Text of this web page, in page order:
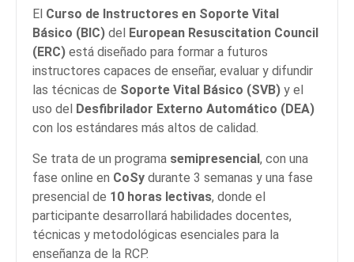
El Curso de Instructores en Soporte Vital
Básico (BIC) del
European Resuscitation Council
(ERC) está diseñado para formar a futuros
instructores capaces de enseñar, evaluar y difundir
las técnicas de Soporte Vital Básico (SVB) y el
uso del
Desfibrilador Externo Automático (DEA)
con los estándares más altos de calidad.
Se trata de un programa semipresencial, con una
fase online en CoSy durante 3 semanas y una fase
presencial de 10 horas lectivas, donde el
participante desarrollará habilidades docentes,
técnicas y metodológicas esenciales para la
enseñanza de la RCP.